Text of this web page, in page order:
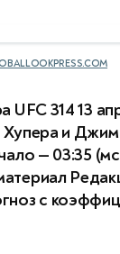
UFC 314 13
Хупера и
— 03:35
с